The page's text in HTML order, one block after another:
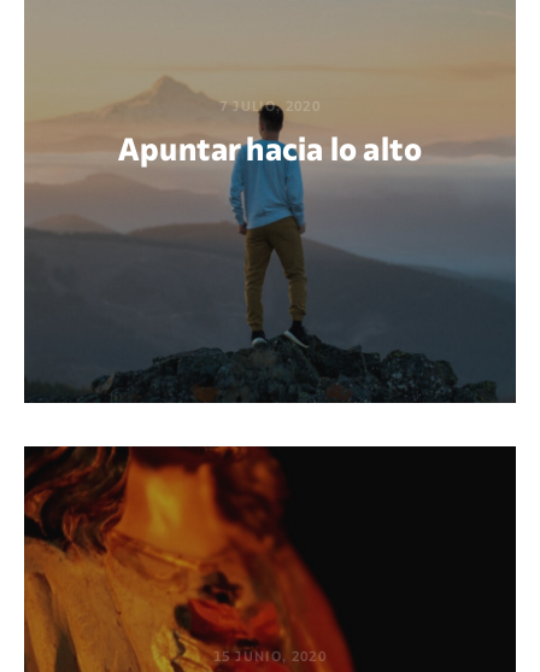
7 JULIO, 2020
Apuntar hacia lo alto
POR GABRIEL M. ACUÑA
15 JUNIO, 2020